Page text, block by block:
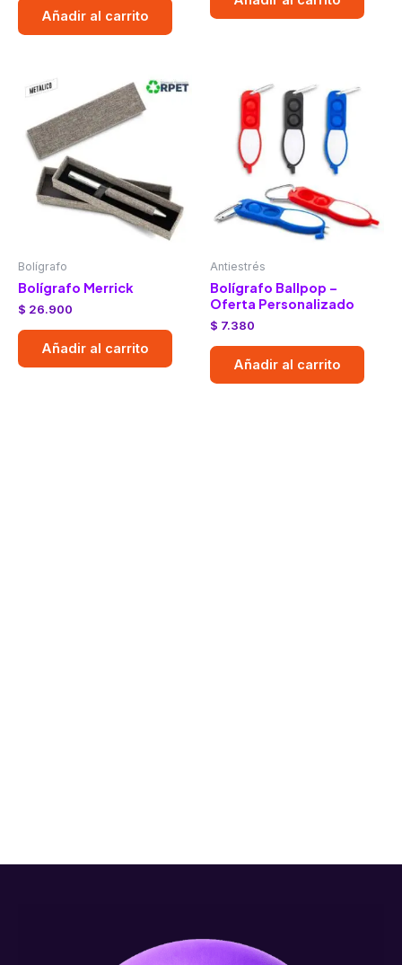
Añadir al carrito
Bolígrafo
Bolígrafo Merrick
$ 26.900
Añadir al carrito
Antiestrés
Bolígrafo Ballpop –
Oferta Personalizado
$ 7.380
Añadir al carrito